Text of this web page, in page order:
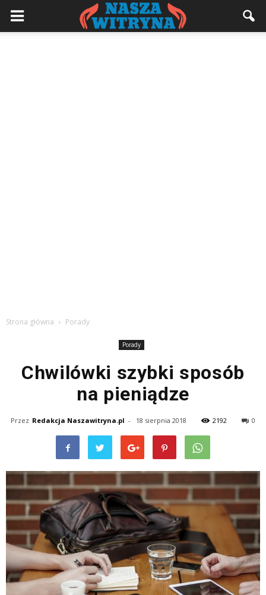
Strona główna Porady
Porady
Chwilówki szybki sposób
na pieniądze
Przez Redakcja Naszawitryna.pl - 18 sierpnia 2018 2192 0